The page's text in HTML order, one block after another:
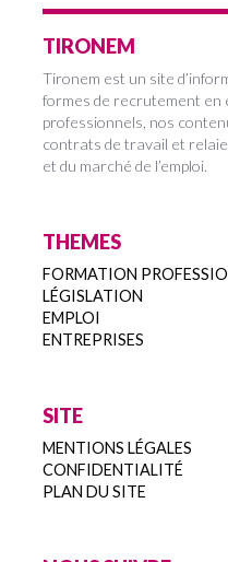
TIRONEM
Tironem est un site
formes de recrutement
professionnels, nos
contrats de travail et
et du marché de l’emploi.
THEMES
FORMATION
LÉGISLATION
EMPLOI
ENTREPRISES
SITE
MENTIONS LÉGALES
CONFIDENTIALITÉ
PLAN DU SITE